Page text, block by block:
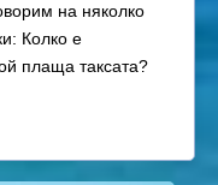
на няколко
Колко е
плаща таксата?